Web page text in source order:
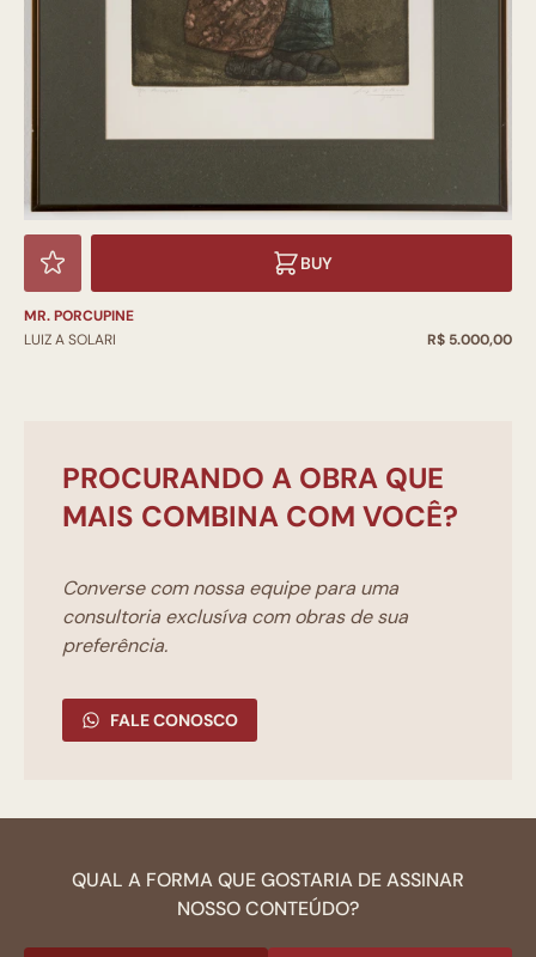
BUY
MR. PORCUPINE
LUIZ A SOLARI
R$ 5.000,00
PROCURANDO A OBRA QUE
MAIS COMBINA COM VOCÊ?
Converse com nossa equipe para uma
consultoria exclusíva com obras de sua
preferência.
FALE CONOSCO
QUAL A FORMA QUE GOSTARIA DE ASSINAR
NOSSO CONTEÚDO?